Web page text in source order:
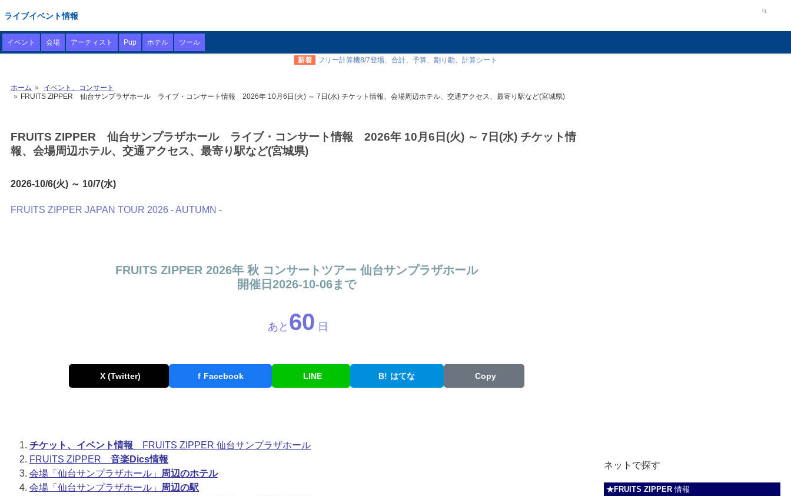
ライブイベント情報
イベント 会場 アーティスト Pup ホテル ツール
新着 フリー計算機8/7登場、合計、予算、割り勘、計算シート
ホーム
イベント、コンサート
FRUITS ZIPPER 仙台サンプラザホール ライブ・コンサート情報 2026年 10月6日(火) ～ 7日(水) チケット情報、会場周辺ホテル、交通アクセス、最寄り駅など(宮城県)
FRUITS ZIPPER 仙台サンプラザホール ライブ・コンサート情報 2026年 10月6日(火) ～ 7日(水) チケット情
報、会場周辺ホテル、交通アクセス、最寄り駅など(宮城県)
2026-10/6(火) ～ 10/7(水)
FRUITS ZIPPER JAPAN TOUR 2026 - AUTUMN -
FRUITS ZIPPER 2026年 秋 コンサートツアー 仙台サンプラザホール
開催日2026-10-06まで
あと 60 日
X (Twitter) f Facebook LINE B! はてな Copy
チケット、イベント情報 FRUITS ZIPPER 仙台サンプラザホール
FRUITS ZIPPER 音楽Dics情報
会場「仙台サンプラザホール」
周辺のホテル
会場「仙台サンプラザホール」
周辺の駅
ネットで探す
★FRUITS ZIPPER情報